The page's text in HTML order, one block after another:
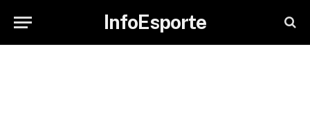
InfoEsporte